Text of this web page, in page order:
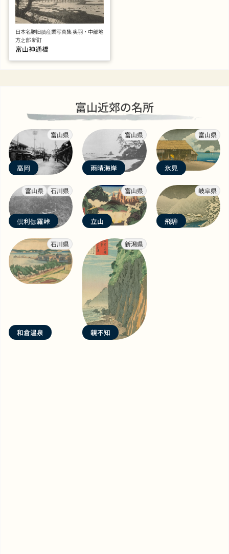
日本名勝旧蹟産業写真集 奥羽・中部地
方之部 新訂
富山神通橋
富山近郊の名所
富山県
高岡
富山県
雨晴海岸
富山県
氷見
富山県 石川県
倶利伽羅峠
富山県
立山
岐阜県
飛騨
石川県
和倉温泉
新潟県
親不知